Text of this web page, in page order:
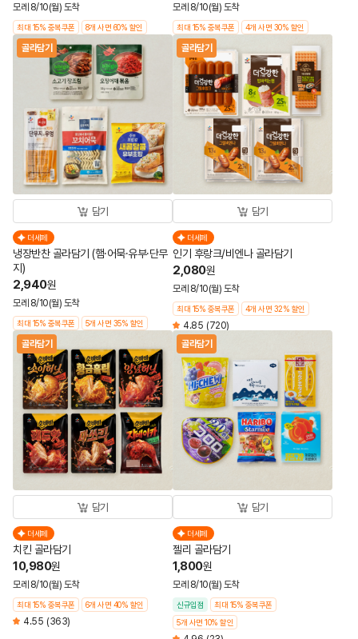
모레 8/10(월) 도착
최대 15% 중복쿠폰 8개 사면 60% 할인
모레 8/10(월) 도착
최대 15% 중복쿠폰 4개 사면 30% 할인
골라담기
담기
더세페
냉장반찬 골라담기 (햄·어묵·유부·단무
지)
2,940원
모레 8/10(월) 도착
최대 15% 중복쿠폰 5개 사면 35% 할인
골라담기
담기
더세페
인기 후랑크/비엔나 골라담기
2,080원
모레 8/10(월) 도착
최대 15% 중복쿠폰 4개 사면 32% 할인
4.85 (720)
골라담기
담기
더세페
치킨 골라담기
10,980원
모레 8/10(월) 도착
최대 15% 중복쿠폰 6개 사면 40% 할인
4.55 (363)
골라담기
담기
더세페
젤리 골라담기
1,800원
모레 8/10(월) 도착
신규입점
최대 15% 중복쿠폰
5개 사면 10% 할인